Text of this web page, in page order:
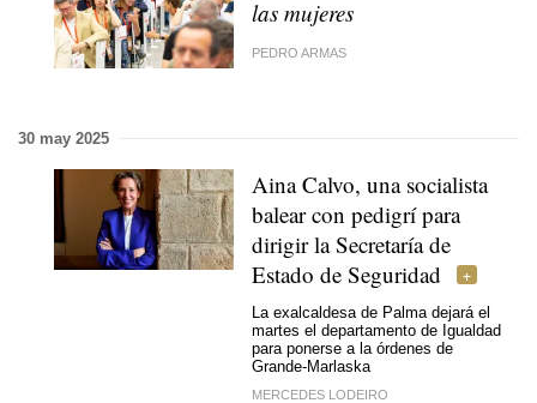
las mujeres
PEDRO ARMAS
30 may 2025
Aina Calvo, una socialista
balear con pedigrí para
dirigir la Secretaría de
Estado de Seguridad
La exalcaldesa de Palma dejará el
martes el departamento de Igualdad
para ponerse a la órdenes de
Grande-Marlaska
MERCEDES LODEIRO